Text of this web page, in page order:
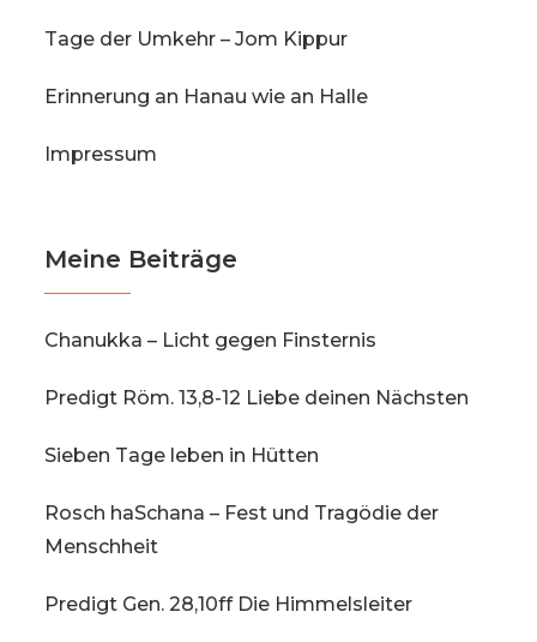
Tage der Umkehr – Jom Kippur
Erinnerung an Hanau wie an Halle
Impressum
Meine Beiträge
Chanukka – Licht gegen Finsternis
Predigt Röm. 13,8-12 Liebe deinen Nächsten
Sieben Tage leben in Hütten
Rosch haSchana – Fest und Tragödie der
Menschheit
Predigt Gen. 28,10ff Die Himmelsleiter